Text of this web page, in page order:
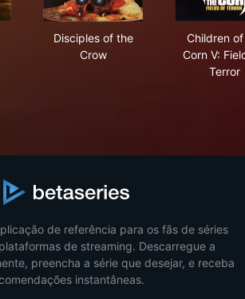
Disciples of the
Crow
Children
Corn V:
Terror
de referência para os fãs de séries
de streaming. Descarregue a
preencha a série que desejar, e receba
instantâneas.